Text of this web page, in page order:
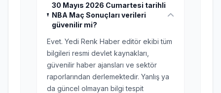
30 Mayıs 2026 Cumartesi tarihli
NBA Maç Sonuçları verileri
güvenilir mi?
Evet. Yedi Renk Haber editör ekibi tüm
bilgileri resmi devlet kaynakları,
güvenilir haber ajansları ve sektör
raporlarından derlemektedir. Yanlış ya
da güncel olmayan bilgi tespit